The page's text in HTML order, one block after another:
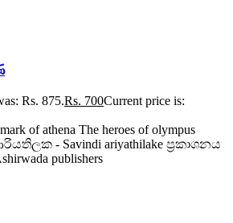
Rs. 875.Rs. 700Current price is:
of athena The heroes of olympus
- Savindi ariyathilake ප්‍රකාශනය
publishers